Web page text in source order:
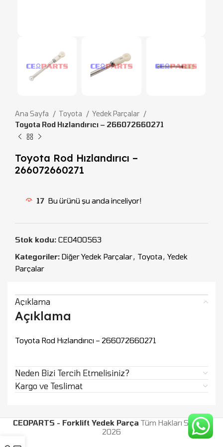
Ana Sayfa Toyota
Yedek Parçalar
Toyota Rod Hızlandırıcı – 266072660271
Toyota Rod Hızlandırıcı –
266072660271
17 Bu ürünü şu anda inceliyor!
Stok kodu: CEO400563
Kategoriler: Diğer Yedek Parçalar, Toyota, Yedek
Parçalar
Açıklama
Açıklama
Toyota Rod Hızlandırıcı – 266072660271
Neden Bizi Tercih Etmelisiniz?
Kargo ve Teslimat
CEOPARTS - Forklift Yedek Parça Tüm Hakları Saklıdır.
2026